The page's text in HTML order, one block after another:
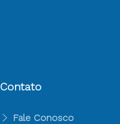
Contato
Fale Conosco